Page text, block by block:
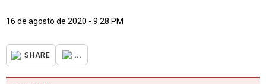
16 de agosto de 2020 - 9:28 PM
SHARE ...